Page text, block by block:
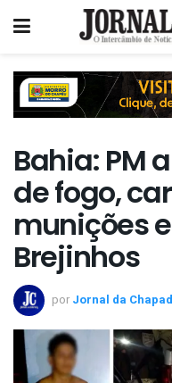
Bahia: PM
de fogo,
munições
Brejinhos
por Jornal da